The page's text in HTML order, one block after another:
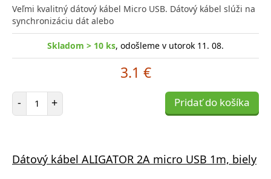
Veľmi kvalitný dátový kábel Micro USB. Dátový kábel slúži na
synchronizáciu dát alebo
Skladom > 10 ks, odošleme v utorok 11. 08.
3.1 €
- Počet položiek
+ Pridať do košíka
Dátový kábel ALIGATOR 2A micro USB 1m, biely